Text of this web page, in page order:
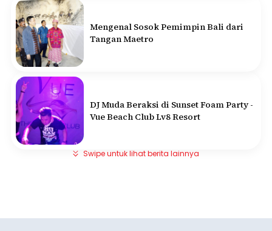
Mengenal Sosok Pemimpin Bali dari
Tangan Maetro
DJ Muda Beraksi di Sunset Foam Party -
Vue Beach Club Lv8 Resort
Swipe untuk lihat berita lainnya